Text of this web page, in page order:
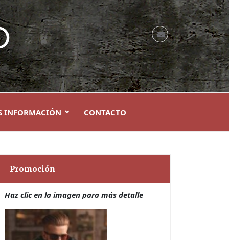
INFORMACIÓN CONTACTO
Promoción
Haz clic en la imagen para más detalle